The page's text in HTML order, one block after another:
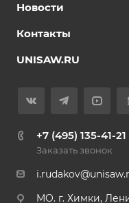
Новости
Контакты
UNISAW.RU
+7 (495) 135-41-21
Заказать звонок
MO. г. Химки,